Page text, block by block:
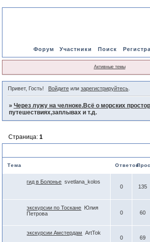
Форум Участники Поиск
Активные темы
Привет, Гость! Войдитеили зарегистрируйтесь.
» Через лужу на челноке.Всё о морских
путешествиях,заплывах и т.д.
Страница: 1
Тема Ответов
гид в Болонье svetlana_kolos
0
135
экскурсии по Тоскане
Юлия
Петрова
0 60
экскурсии Амстердам
ArtTok
0
69